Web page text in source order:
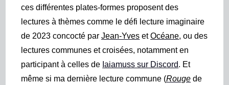
ces différentes plates-formes proposent des
lectures à thèmes comme ledéfi lecture imaginaire
de 2023 concocté parJean-Yves etOcéane, ou des
lectures communes et croisées, notamment en
participant à celles de Iaiamuss sur Discord. Et
même si ma dernière lecture commune (Rouge de